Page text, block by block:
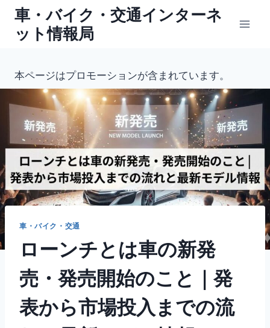
ッ
プ
車・バイク・交通インターネ
ット情報局
本ページはプロモーションが含まれています。
車・バイク・交通
ローンチとは車の新発
売・発売開始のこと｜発
表から市場投入までの流